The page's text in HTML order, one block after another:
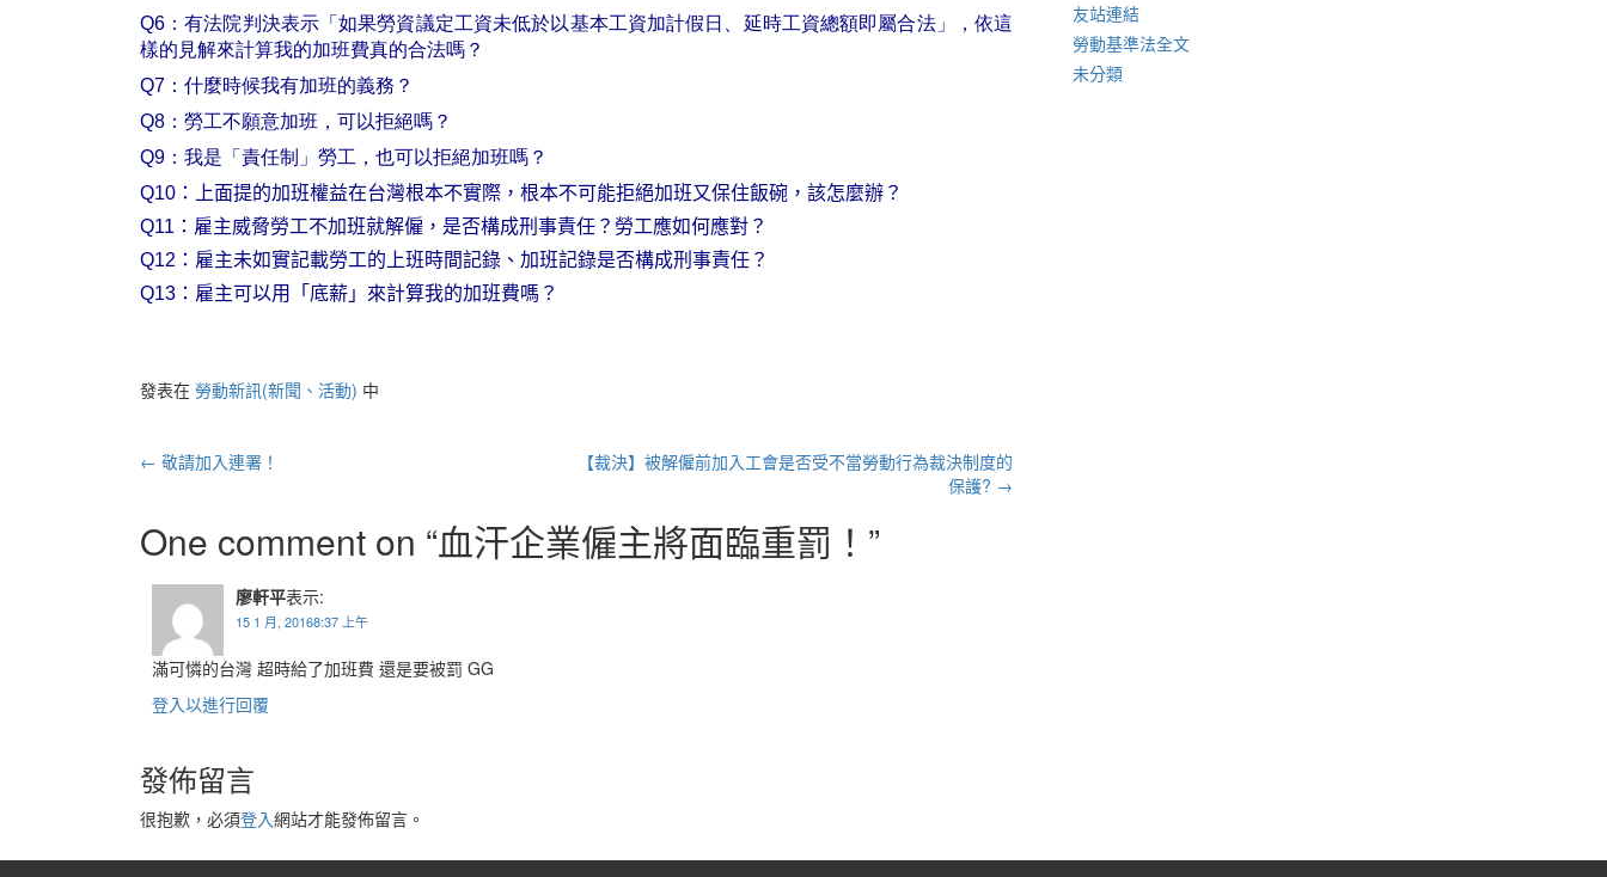
Q6 ：有法院判決表示「如果勞資議定工資未低於以基本工資加計假日、延時工資總額即屬合法」，依這
樣的見解來計算我的加班費真的合法嗎？
Q7 ：什麼時候我有加班的義務？
Q8 ：勞工不願意加班，可以拒絕嗎？
Q9 ：我是「責任制」勞工，也可以拒絕加班嗎？
Q10 ：上面提的加班權益在台灣根本不實際，根本不可能拒絕加班又保住飯碗，該怎麼辦？
Q11 ：雇主威脅勞工不加班就解僱，是否構成刑事責任？勞工應如何應對？
Q12 ：雇主未如實記載勞工的上班時間記錄、加班記錄是否構成刑事責任？
Q13 ：雇主可以用「底薪」來計算我的加班費嗎？
發表在 勞動新訊(新聞、活動) 中
文
導
航
列
← 敬請加入連署！
【裁決】被解僱前加入工會是否受不當勞動行為裁決制度的
保護? →
One comment on “血汗企業僱主將面臨重罰！ ”
廖軒平表示:
15 1 月, 20168:37 上午
滿可憐的台灣 超時給了加班費 還是要被罰 GG
登入以進行回覆
發佈留言
很抱歉，必須登入網站才能發佈留言。
友站連結
勞動基準法全文
未分類